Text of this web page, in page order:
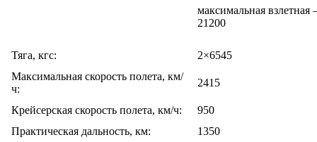
максимальная
21200
Тяга, кгс:
2×6545
Максимальная скорость полета, км/
ч:
2415
Крейсерская скорость полета, км/ч:
950
Практическая дальность, км:
1350